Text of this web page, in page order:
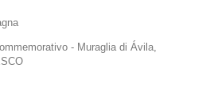
- Muraglia di Ávila,